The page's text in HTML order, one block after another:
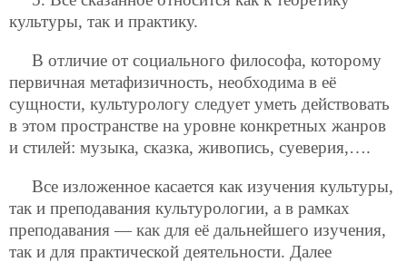
культуры, так и практику.
В отличие от социального философа, которому
первичная метафизичность, необходима в её
сущности, культурологу следует уметь действовать
в этом пространстве на уровне конкретных жанров
и стилей: музыка, сказка, живопись, суеверия,….
Все изложенное касается как изучения культуры,
так и преподавания культурологии, а в рамках
преподавания — как для её дальнейшего изучения,
так и для практической деятельности. Далее